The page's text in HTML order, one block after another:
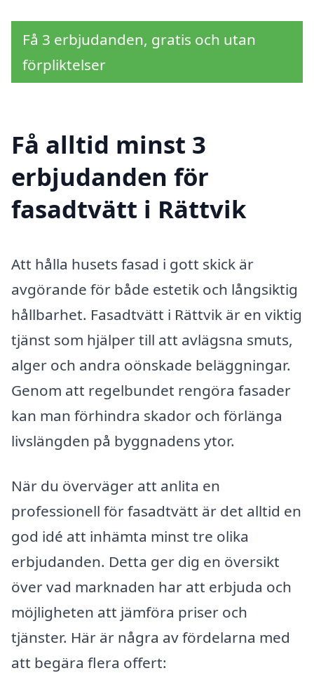
Få 3 erbjudanden, gratis och utan
förpliktelser
Få alltid minst 3
erbjudanden för
fasadtvätt i Rättvik
Att hålla husets fasad i gott skick är
avgörande för både estetik och långsiktig
hållbarhet. Fasadtvätt i Rättvik är en viktig
tjänst som hjälper till att avlägsna smuts,
alger och andra oönskade beläggningar.
Genom att regelbundet rengöra fasader
kan man förhindra skador och förlänga
livslängden på byggnadens ytor.
När du överväger att anlita en
professionell för fasadtvätt är det alltid en
god idé att inhämta minst tre olika
erbjudanden. Detta ger dig en översikt
över vad marknaden har att erbjuda och
möjligheten att jämföra priser och
tjänster. Här är några av fördelarna med
att begära flera offert: